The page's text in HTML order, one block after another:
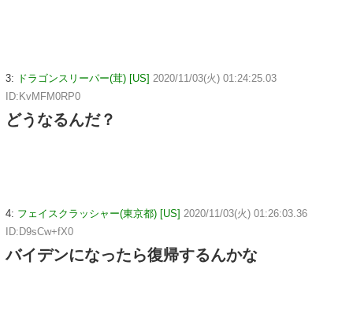
3: ドラゴンスリーパー(茸) [US] 2020/11/03(火) 01:24:25.03
ID:KvMFM0RP0
どうなるんだ？
4: フェイスクラッシャー(東京都) [US] 2020/11/03(火) 01:26:03.36
ID:D9sCw+fX0
バイデンになったら復帰するんかな